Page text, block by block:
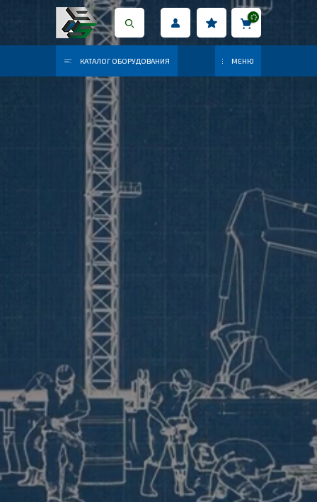
КАТАЛОГ ОБОРУДОВАНИЯ МЕНЮ
ПРОМЫШЛЕННОЕ
ОБОРУДОВАНИЕ